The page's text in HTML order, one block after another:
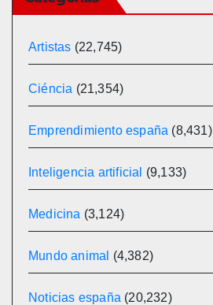
Artistas (22,745)
Ciéncia (21,354)
Emprendimiento españa (8,431)
Inteligencia artificial (9,133)
Medicina (3,124)
Mundo animal (4,382)
Noticias españa (20,232)